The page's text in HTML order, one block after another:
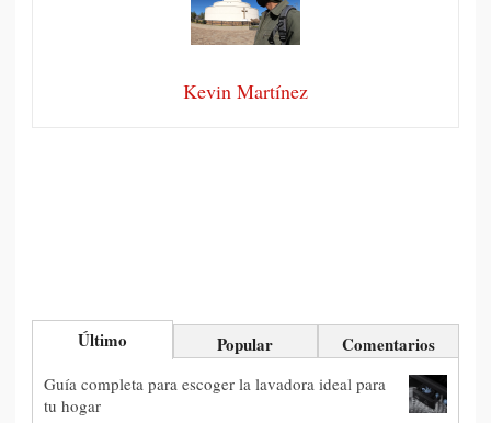
Kevin Martínez
Último Popular Comentarios
Guía completa para escoger la lavadora ideal para
tu hogar